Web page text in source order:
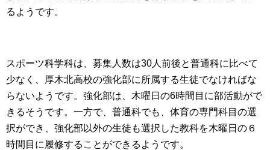
るようです。
スポーツ科学科は、募集人数は30人前後と普通科に比べて
少なく、厚木北高校の強化部に所属する生徒でなければな
らないようです。強化部は、木曜日の6時間目に部活動がで
きるそうです。一方で、普通科でも、体育の専門科目の選
択ができ、強化部以外の生徒も選択した教科を木曜日の６
時間目に履修することができるようです。